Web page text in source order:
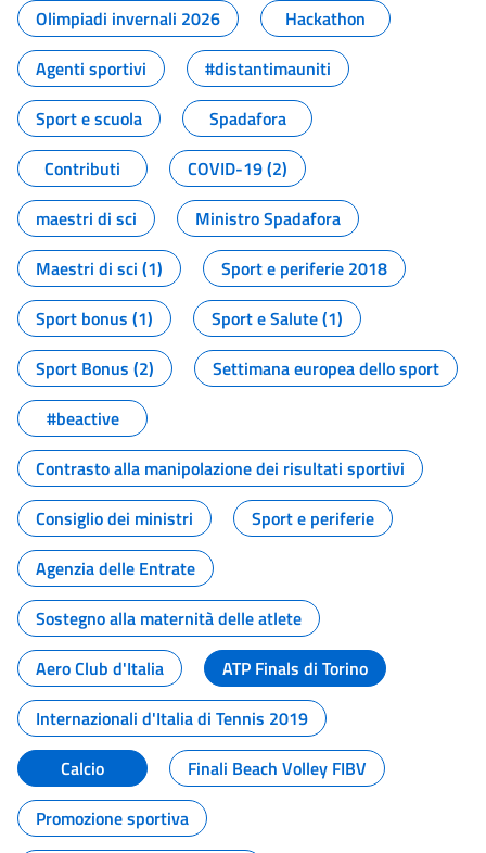
Olimpiadi invernali 2026
Hackathon
Agenti sportivi
#distantimauniti
Sport e scuola
Spadafora
Contributi
COVID-19 (2)
maestri di sci
Ministro Spadafora
Maestri di sci (1)
Sport e periferie 2018
Sport bonus (1)
Sport e Salute (1)
Sport Bonus (2)
Settimana europea dello sport
#beactive
Contrasto alla manipolazione dei risultati sportivi
Consiglio dei ministri
Sport e periferie
Agenzia delle Entrate
Sostegno alla maternità delle atlete
Aero Club d'Italia
ATP Finals di Torino
Internazionali d'Italia di Tennis 2019
Calcio
Finali Beach Volley FIBV
Promozione sportiva